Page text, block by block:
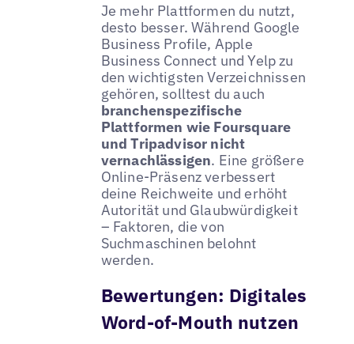
Je mehr Plattformen du nutzt,
desto besser. Während Google
Business Profile, Apple
Business Connect und Yelp zu
den wichtigsten Verzeichnissen
gehören, solltest du auch
branchenspezifische
Plattformen wie Foursquare
und Tripadvisor nicht
vernachlässigen. Eine größere
Online-Präsenz verbessert
deine Reichweite und erhöht
Autorität und Glaubwürdigkeit
– Faktoren, die von
Suchmaschinen belohnt
werden.
Bewertungen: Digitales
Word-of-Mouth nutzen